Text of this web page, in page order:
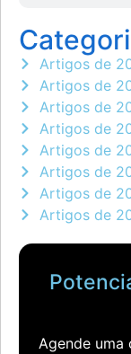
Artigos de
Artigos de
Artigos de
Artigos de
Artigos de
Artigos de
Artigos de
Artigos de
Agende uma